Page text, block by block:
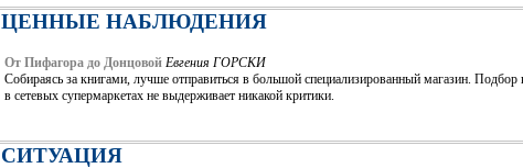
ЦЕННЫЕ НАБЛЮДЕНИЯ
От Пифагора до Донцовой Евгения ГОРСКИ
Собираясь за книгами, лучше отправиться в большой специализированный магазин. Подбор
в сетевых супермаркетах не выдерживает никакой критики.
СИТУАЦИЯ